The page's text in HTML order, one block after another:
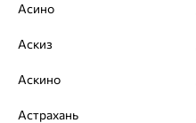
8 (800) 250-02-30
Асино
Аскиз
Аскино
Астрахань